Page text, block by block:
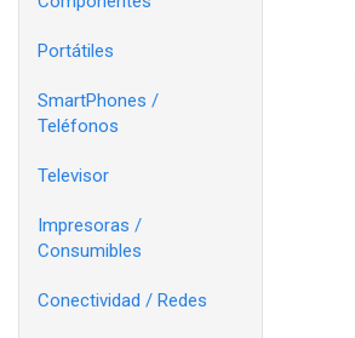
Portátiles
SmartPhones /
Teléfonos
Televisor
Impresoras /
Consumibles
Conectividad / Redes